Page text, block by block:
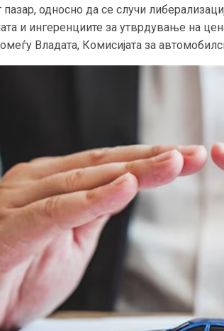
пазар, односно да се случи
и ингеренциите за утврдување на
Владата, Комисијата за